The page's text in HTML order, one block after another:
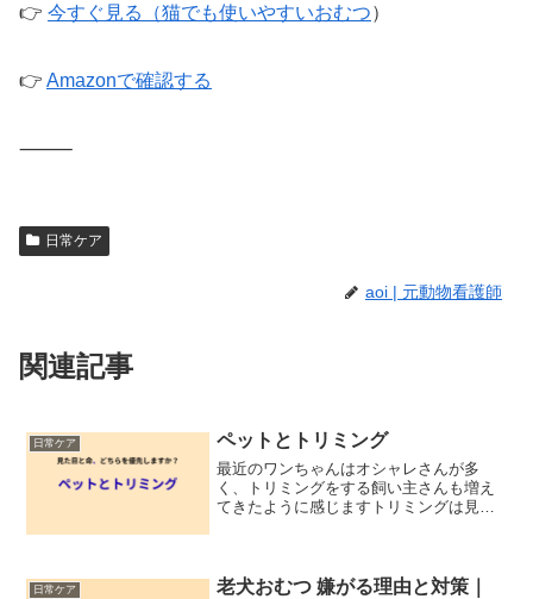
👉 今すぐ見る（猫でも使いやすいおむつ）
👉 Amazonで確認する
⸻
日常ケア
aoi | 元動物看護師
関連記事
日常ケア ペットとトリミング
最近のワンちゃんはオシャレさんが多
く、トリミングをする飼い主さんも増え
てきたように感じますトリミングは見た
なる・肛門のうが溜まりすぎ...
日常ケア
老犬おむつ 嫌がる理由と対策｜